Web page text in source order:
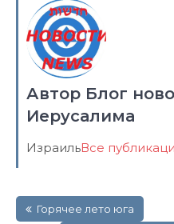
Автор Блог
Иерусалима
ИзраильВсе
по Горячее лето юга